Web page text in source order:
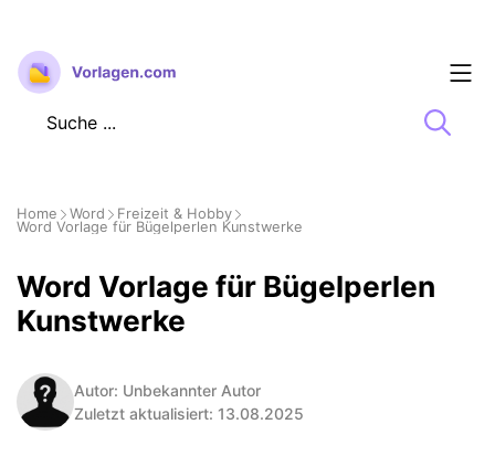
Zum
Inhalt
springen
Home Word
Freizeit & Hobby
Word Vorlage für Bügelperlen Kunstwerke
Word Vorlage für Bügelperlen
Kunstwerke
Autor: Unbekannter Autor
Zuletzt aktualisiert: 13.08.2025